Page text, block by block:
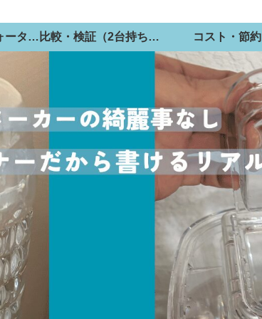
宅配ボトル型ウォーターサーバー 比較・検証（2台持ち視点） コスト・節約